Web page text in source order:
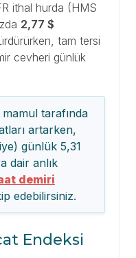
ithal hurda (HMS
2,77 $
tam tersi
cevheri günlük
mamul tarafında
artarken,
günlük 5,31
dair anlık
demiri
edebilirsiniz.
Endeksi